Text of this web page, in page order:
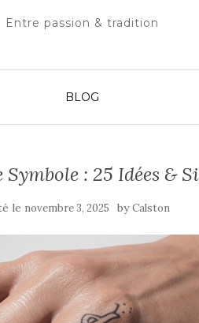
Entre passion & tradition
BLOG
Symbole : 25 Idées &
le novembre 3, 2025 byCalston